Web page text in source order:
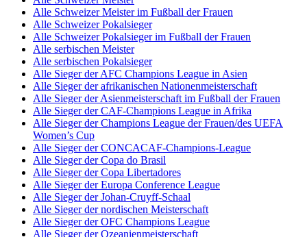
Alle Schweizer Meister im Fußball der Frauen
Alle Schweizer Pokalsieger
Alle Schweizer Pokalsieger im Fußball der Frauen
Alle serbischen Meister
Alle serbischen Pokalsieger
Alle Sieger der AFC Champions League in Asien
Alle Sieger der afrikanischen Nationenmeisterschaft
Alle Sieger der Asienmeisterschaft im Fußball der Frauen
Alle Sieger der CAF-Champions League in Afrika
Alle Sieger der Champions League der Frauen/des UEFA
Women’s Cup
Alle Sieger der CONCACAF-Champions-League
Alle Sieger der Copa do Brasil
Alle Sieger der Copa Libertadores
Alle Sieger der Europa Conference League
Alle Sieger der Johan-Cruyff-Schaal
Alle Sieger der nordischen Meisterschaft
Alle Sieger der OFC Champions League
Alle Sieger der Ozeanienmeisterschaft